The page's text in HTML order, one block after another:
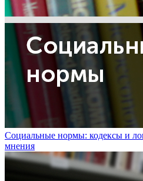
Социальные нормы: кодексы и
мнения